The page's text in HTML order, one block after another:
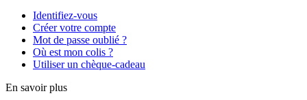
Identifiez-vous
Créer votre compte
Mot de passe oublié ?
Où est mon colis ?
Utiliser un chèque-cadeau
En savoir plus